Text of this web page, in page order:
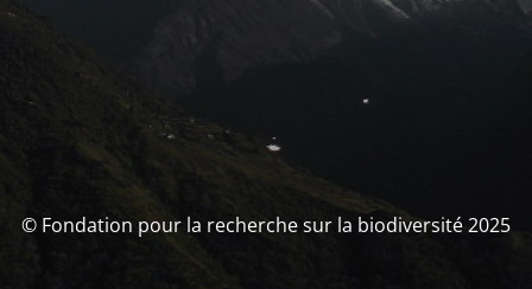
© Fondation pour la recherche sur la biodiversité 2025